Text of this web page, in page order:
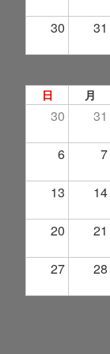
30 31
日 月
30 31
6 7
13 14
20 21
27 28